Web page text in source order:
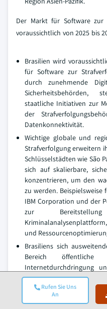
Rufen Sie Uns
An
Der Markt für Software zur
voraussichtlich von 2025 bis
Brasilien wird
für Software zur
durch zunehmende
Sicherheitsbehörden,
staatliche Initiativen zur
der
Datenkonnektivität.
Wichtige globale und
Strafverfolgung erweitern
Schlüsselstädten wie São
sich auf skalierbare,
konzentrieren, um den
zu werden. Beispielsweise
IBM Corporation und der
zur
und
Brasiliens sich
Bereich öffentliche
Internetdurchdringung
treiben den Bedarf an
die Strafverfolgung,
Notfallreaktion und dem